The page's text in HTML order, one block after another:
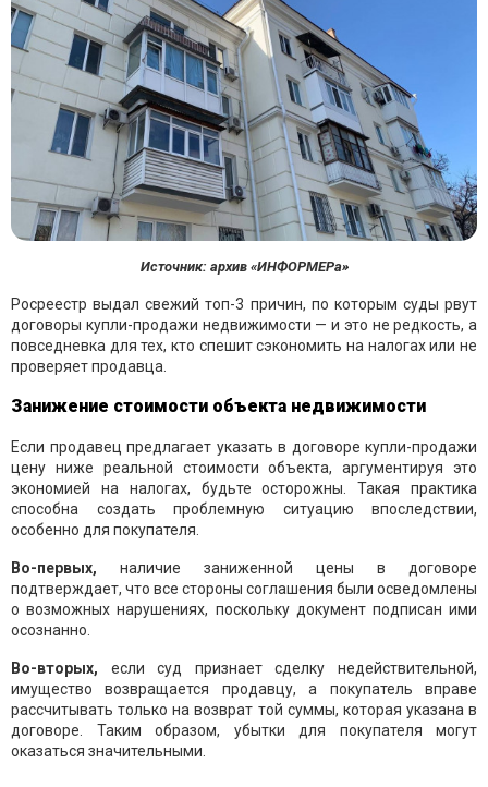
Источник: архив «ИНФОРМЕРа»
Росреестр выдал свежий топ-3 причин, по которым суды рвут
договоры купли-продажи недвижимости — и это не редкость, а
повседневка для тех, кто спешит сэкономить на налогах или не
проверяет продавца.
Занижение стоимости объекта недвижимости
Если продавец предлагает указать в договоре купли-продажи
цену ниже реальной стоимости объекта, аргументируя это
экономией на налогах, будьте осторожны. Такая практика
способна создать проблемную ситуацию впоследствии,
особенно для покупателя.
Во-первых, наличие заниженной цены в договоре
подтверждает, что все стороны соглашения были осведомлены
о возможных нарушениях, поскольку документ подписан ими
осознанно.
Во-вторых, если суд признает сделку недействительной,
имущество возвращается продавцу, а покупатель вправе
рассчитывать только на возврат той суммы, которая указана в
договоре. Таким образом, убытки для покупателя могут
оказаться значительными.